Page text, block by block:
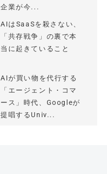
企業が今...
AIはSaaSを殺さない、
「共存戦争」の裏で本
当に起きていること
AIが買い物を代行する
「エージェント・コマ
ース」時代、Googleが
提唱するUniv...